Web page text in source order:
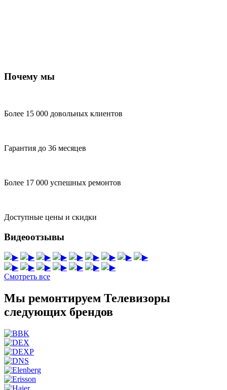
Почему мы
Более 15 000 довольных клиентов
Гарантия до 36 месяцев
Более 17 000 успешных ремонтов
Доступные цены и скидки
Видеоотзывы
▶ ▶ ▶ ▶ ▶ ▶ ▶ ▶
▶
▶
▶ ▶ ▶ ▶ ▶
▶
Смотреть все
Мы ремонтируем Телевизоры
следующих брендов